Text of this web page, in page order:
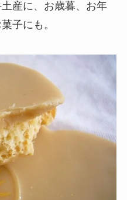
産に、お歳暮、お年
子にも。